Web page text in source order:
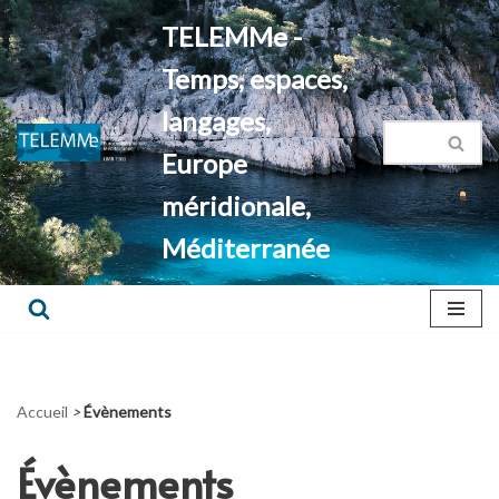
Aller
au
contenu
TELEMMe -
Temps, espaces,
langages,
Europe
méridionale,
Méditerranée
Accueil >Évènements
Évènements